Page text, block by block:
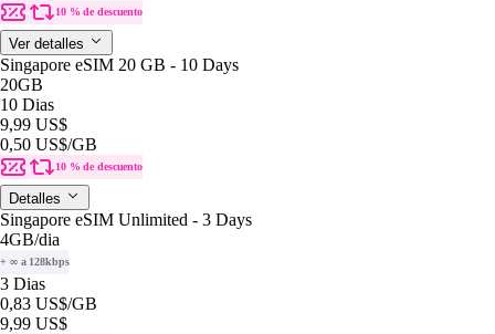
10 % de descuento
Ver detalles
Singapore eSIM 20 GB - 10 Days
20GB
10 Dias
9,99 US$
0,50 US$/GB
10 % de descuento
Detalles
Singapore eSIM Unlimited - 3 Days
4GB/dia
+ ∞ a 128kbps
3 Dias
0,83 US$/GB
9,99 US$